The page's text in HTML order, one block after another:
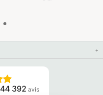
44 392 avis